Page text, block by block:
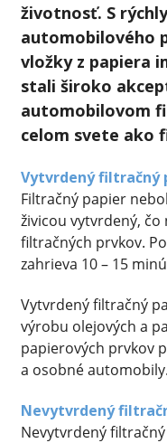
životnosť. S
automobilového
vložky z papiera
stali široko
automobilovom
celom svete ako
Vytvrdený filtračný
Filtračný papier
živicou vytvrdený,
filtračných prvkov.
zahrieva 10 – 15
Vytvrdený filtračný
výrobu olejových a
papierových prvkov
a osobné automobily.
Nevytvrdený
Nevytvrdený